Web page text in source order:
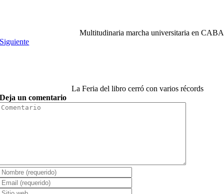
Multitudinaria marcha universitaria en CABA
Siguiente
La Feria del libro cerró con varios récords
Deja un comentario